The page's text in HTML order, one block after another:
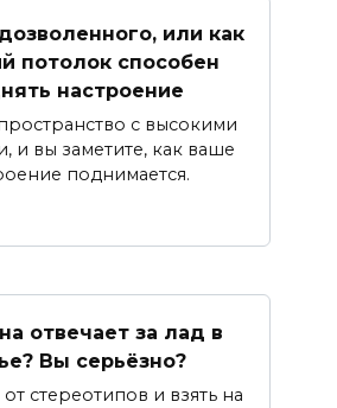
или как
потолок способен
настроение
с высокими
и вы заметите, как ваше
поднимается.
отвечает за лад в
Вы серьёзно?
от стереотипов и взять на